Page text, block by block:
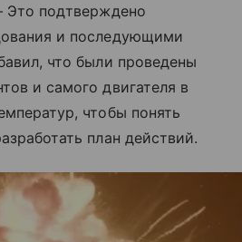
подтверждено
и последующими
что были проведены
и самого двигателя в
чтобы понять
план действий.